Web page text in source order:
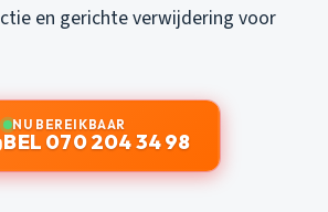
en gerichte verwijdering voor
NU BEREIKBAAR
BEL 070 204 34 98